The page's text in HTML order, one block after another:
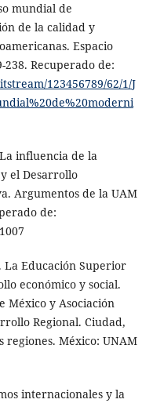
mundial de
de la calidad y
Espacio
Recuperado de:
123456789/62/1/J
influencia de la
el Desarrollo
Argumentos de la UAM
de:
La Educación Superior
económico y social.
México y Asociación
Regional. Ciudad,
regiones. México: UNAM
internacionales y la